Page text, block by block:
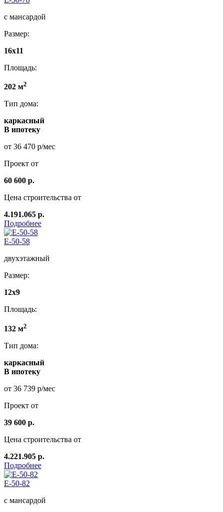
с мансардой
Размер:
16х11
Площадь:
202 м2
Тип дома:
каркасный
В ипотеку
от 36 470 р/мес
Проект от
60 600 р.
Цена строительства от
4.191.065 р.
Подробнее
E-50-58
двухэтажный
Размер:
12х9
Площадь:
132 м2
Тип дома:
каркасный
В ипотеку
от 36 739 р/мес
Проект от
39 600 р.
Цена строительства от
4.221.905 р.
Подробнее
E-50-82
с мансардой